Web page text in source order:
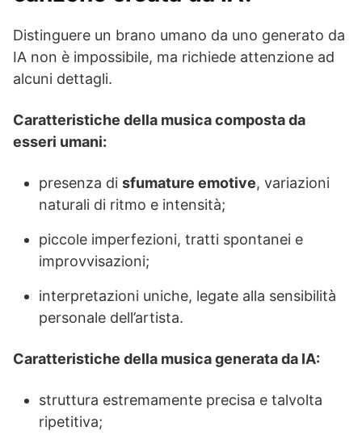
Distinguere un brano umano da uno generato da
IA non è impossibile, ma richiede attenzione ad
alcuni dettagli.
Caratteristiche della musica composta da
esseri umani:
presenza di sfumature emotive, variazioni
naturali di ritmo e intensità;
piccole imperfezioni, tratti spontanei e
improvvisazioni;
interpretazioni uniche, legate alla sensibilità
personale dell’artista.
Caratteristiche della musica generata da IA:
struttura estremamente precisa e talvolta
ripetitiva;